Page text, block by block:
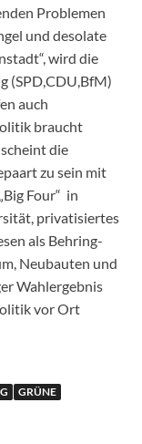
Problemen
und desolate
wird die
(SPD,CDU,BfM)
auch
braucht
die
zu sein mit
Four“ in
privatisiertes
als Behring-
Neubauten und
Wahlergebnis
vor Ort
GRÜNE